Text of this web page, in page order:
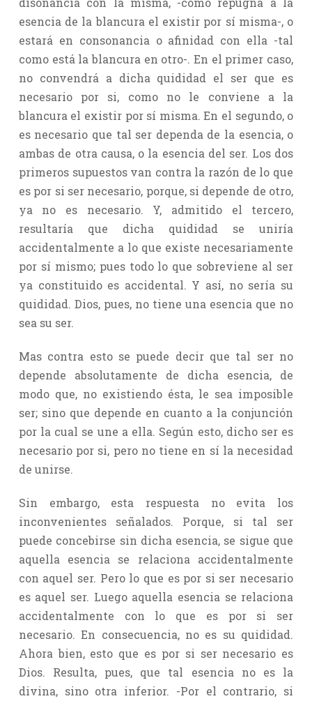
esencia de la blancura el existir por sí misma-, o
estará en consonancia o afinidad con ella -tal
como está la blancura en otro-. En el primer caso,
no convendrá a dicha quididad el ser que es
necesario por si, como no le conviene a la
blancura el existir por sí misma. En el segundo, o
es necesario que tal ser dependa de la esencia, o
ambas de otra causa, o la esencia del ser. Los dos
primeros supuestos van contra la razón de lo que
es por si ser necesario, porque, si depende de otro,
ya no es necesario. Y, admitido el tercero,
resultaría que dicha quididad se uniría
accidentalmente a lo que existe necesariamente
por sí mismo; pues todo lo que sobreviene al ser
ya constituido es accidental. Y así, no sería su
quididad. Dios, pues, no tiene una esencia que no
sea su ser.
Mas contra esto se puede decir que tal ser no
depende absolutamente de dicha esencia, de
modo que, no existiendo ésta, le sea imposible
ser; sino que depende en cuanto a la conjunción
por la cual se une a ella. Según esto, dicho ser es
necesario por si, pero no tiene en sí la necesidad
de unirse.
Sin embargo, esta respuesta no evita los
inconvenientes señalados. Porque, si tal ser
puede concebirse sin dicha esencia, se sigue que
aquella esencia se relaciona accidentalmente
con aquel ser. Pero lo que es por si ser necesario
es aquel ser. Luego aquella esencia se relaciona
accidentalmente con lo que es por si ser
necesario. En consecuencia, no es su quididad.
Ahora bien, esto que es por si ser necesario es
Dios. Resulta, pues, que tal esencia no es la
divina, sino otra inferior. -Por el contrario, si